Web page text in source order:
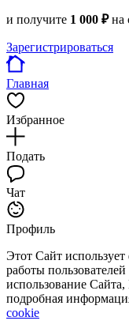
и получите 1 000 ₽на
Зарегистрироваться
Главная
Избранное
Подать
Чат
Профиль
Этот Сайт
работы
использование
подробная
cookie